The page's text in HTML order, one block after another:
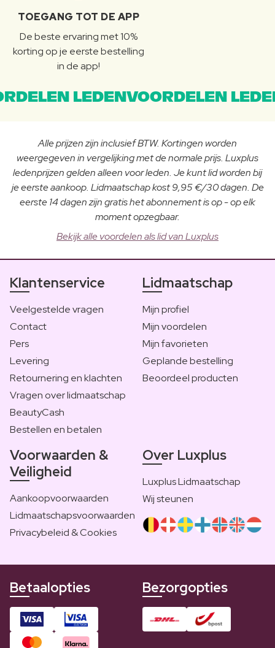
TOEGANG TOT DE APP
De beste ervaring met 10%
korting op je eerste bestelling
in de app!
LEDENVOORDELEN
Alle prijzen zijn inclusief BTW. Kortingen worden
weergegeven in vergelijking met de normale prijs. Luxplus
ledenprijzen gelden alleen voor leden. Je kunt lid worden bij
je eerste aankoop. Lidmaatschap kost 9,95 €/30 dagen. De
eerste 14 dagen zijn gratis het abonnement is op - op elk
moment opzegbaar.
Bekijk alle voordelen als lid van Luxplus
Klantenservice
Veelgestelde vragen
Contact
Pers
Levering
Retournering en klachten
Vragen over lidmaatschap
BeautyCash
Bestellen en betalen
Lidmaatschap
Mijn profiel
Mijn voordelen
Mijn favorieten
Geplande bestelling
Beoordeel producten
Voorwaarden &
Veiligheid
Aankoopvoorwaarden
Lidmaatschapsvoorwaarden
Privacybeleid & Cookies
Over Luxplus
Luxplus Lidmaatschap
Wij steunen
Betaalopties Bezorgopties